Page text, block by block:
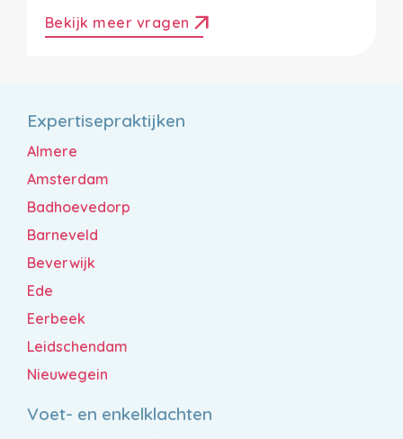
Bekijk meer vragen arrow_outward
Expertisepraktijken
Almere
Amsterdam
Badhoevedorp
Barneveld
Beverwijk
Ede
Eerbeek
Leidschendam
Nieuwegein
Voet- en enkelklachten